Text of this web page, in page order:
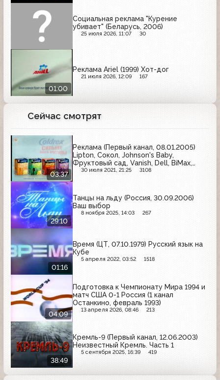
Социальная реклама "Курение
убивает" (Беларусь, 2006)
25 июля 2026, 11:07 30
01:00
Реклама Ariel (1999) Хот-дог
21 июля 2026, 12:09 167
Сейчас смотрят
03:37
Реклама (Первый канал, 08.01.2005)
Lipton, Сокол, Johnson's Baby,
Фруктовый сад, Vanish, Dell, BiMax,
Coldrex
30 июля 2021, 21:25 3108
29:10
Танцы на льду (Россия, 30.09.2006)
Ваш выбор
8 ноября 2025, 14:03 267
01:16
Время (ЦТ, 07.10.1979) Русский язык на
Кубе
5 апреля 2022, 03:52 1518
04:09
Подготовка к Чемпионату Мира 1994 и
матч США 0-1 Россия (1 канал
Останкино, февраль 1993)
13 апреля 2026, 08:46 213
38:49
Кремль-9 (Первый канал, 12.06.2003)
Неизвестный Кремль. Часть 1
5 сентября 2025, 16:39 419